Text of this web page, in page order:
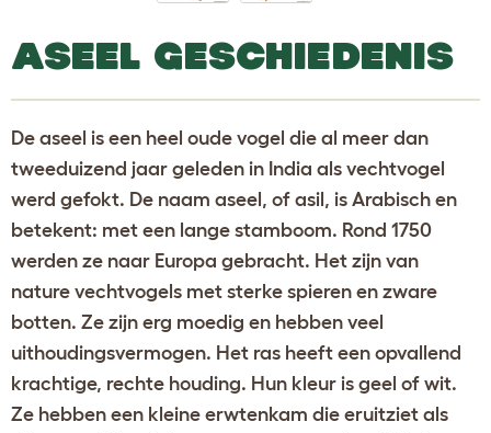
ASEEL GESCHIEDENIS
De aseel is een heel oude vogel die al meer dan
tweeduizend jaar geleden in India als vechtvogel
werd gefokt. De naam aseel, of asil, is Arabisch en
betekent: met een lange stamboom. Rond 1750
werden ze naar Europa gebracht. Het zijn van
nature vechtvogels met sterke spieren en zware
botten. Ze zijn erg moedig en hebben veel
uithoudingsvermogen. Het ras heeft een opvallend
krachtige, rechte houding. Hun kleur is geel of wit.
Ze hebben een kleine erwtenkam die eruitziet als